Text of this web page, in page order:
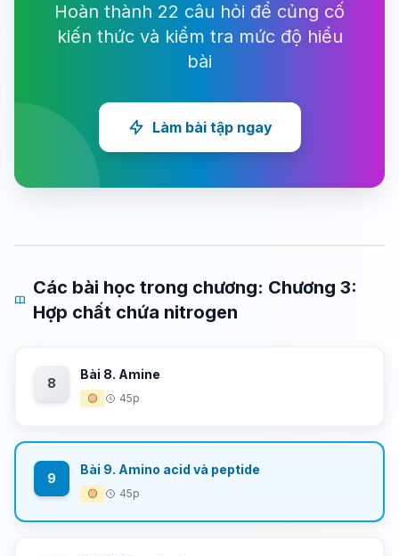
Hoàn thành 22 câu hỏi để củng cố
kiến thức và kiểm tra mức độ hiểu
bài
Làm bài tập ngay
Các bài học trong chương: Chương 3:
Hợp chất chứa nitrogen
8
Bài 8. Amine
🟡 45p
9
Bài 9. Amino acid và peptide
🟡 45p